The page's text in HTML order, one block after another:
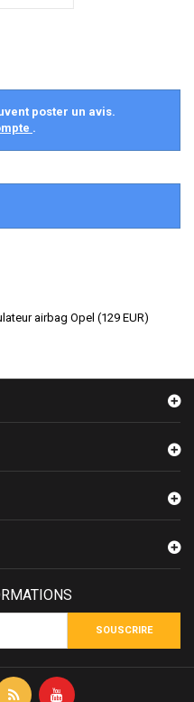
poster un avis.
.
airbag Opel (129 EUR)
SOUSCRIRE